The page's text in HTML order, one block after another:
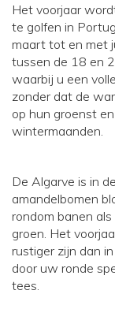
Het voorjaar
te golfen in
maart tot en met
tussen de 18 en
waarbij u een
zonder dat de
op hun groenst
wintermaanden.
De Algarve is in
amandelbomen
rondom banen als
groen. Het
rustiger zijn dan
door uw ronde
tees.